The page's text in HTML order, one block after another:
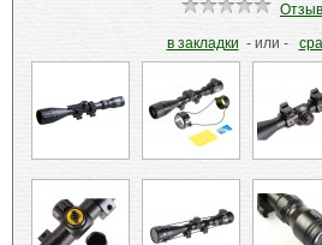
в закладки - или -